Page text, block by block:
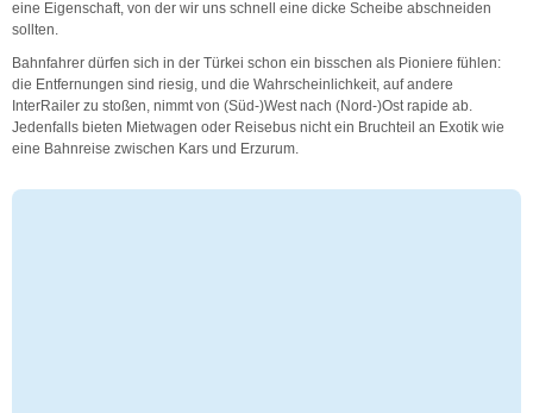
eine Eigenschaft, von der wir uns schnell eine dicke Scheibe abschneiden
sollten.
Bahnfahrer dürfen sich in der Türkei schon ein bisschen als Pioniere fühlen:
die Entfernungen sind riesig, und die Wahrscheinlichkeit, auf andere
InterRailer zu stoßen, nimmt von (Süd-)West nach (Nord-)Ost rapide ab.
Jedenfalls bieten Mietwagen oder Reisebus nicht ein Bruchteil an Exotik wie
eine Bahnreise zwischen Kars und Erzurum.